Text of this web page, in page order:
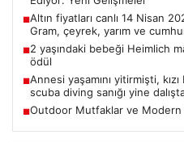
■Altın fiyatları canlı 14 Nisan
Gram, çeyrek, yarım ve
■2 yaşındaki bebeği Heimlich
ödül
■Annesi yaşamını yitirmişti,
scuba diving sanığı yine
■Outdoor Mutfaklar ve Modern